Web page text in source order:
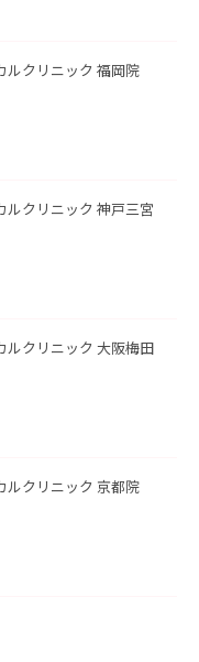
ルクリニック 福岡院
ルクリニック 神戸三宮
ルクリニック 大阪梅田
ルクリニック 京都院